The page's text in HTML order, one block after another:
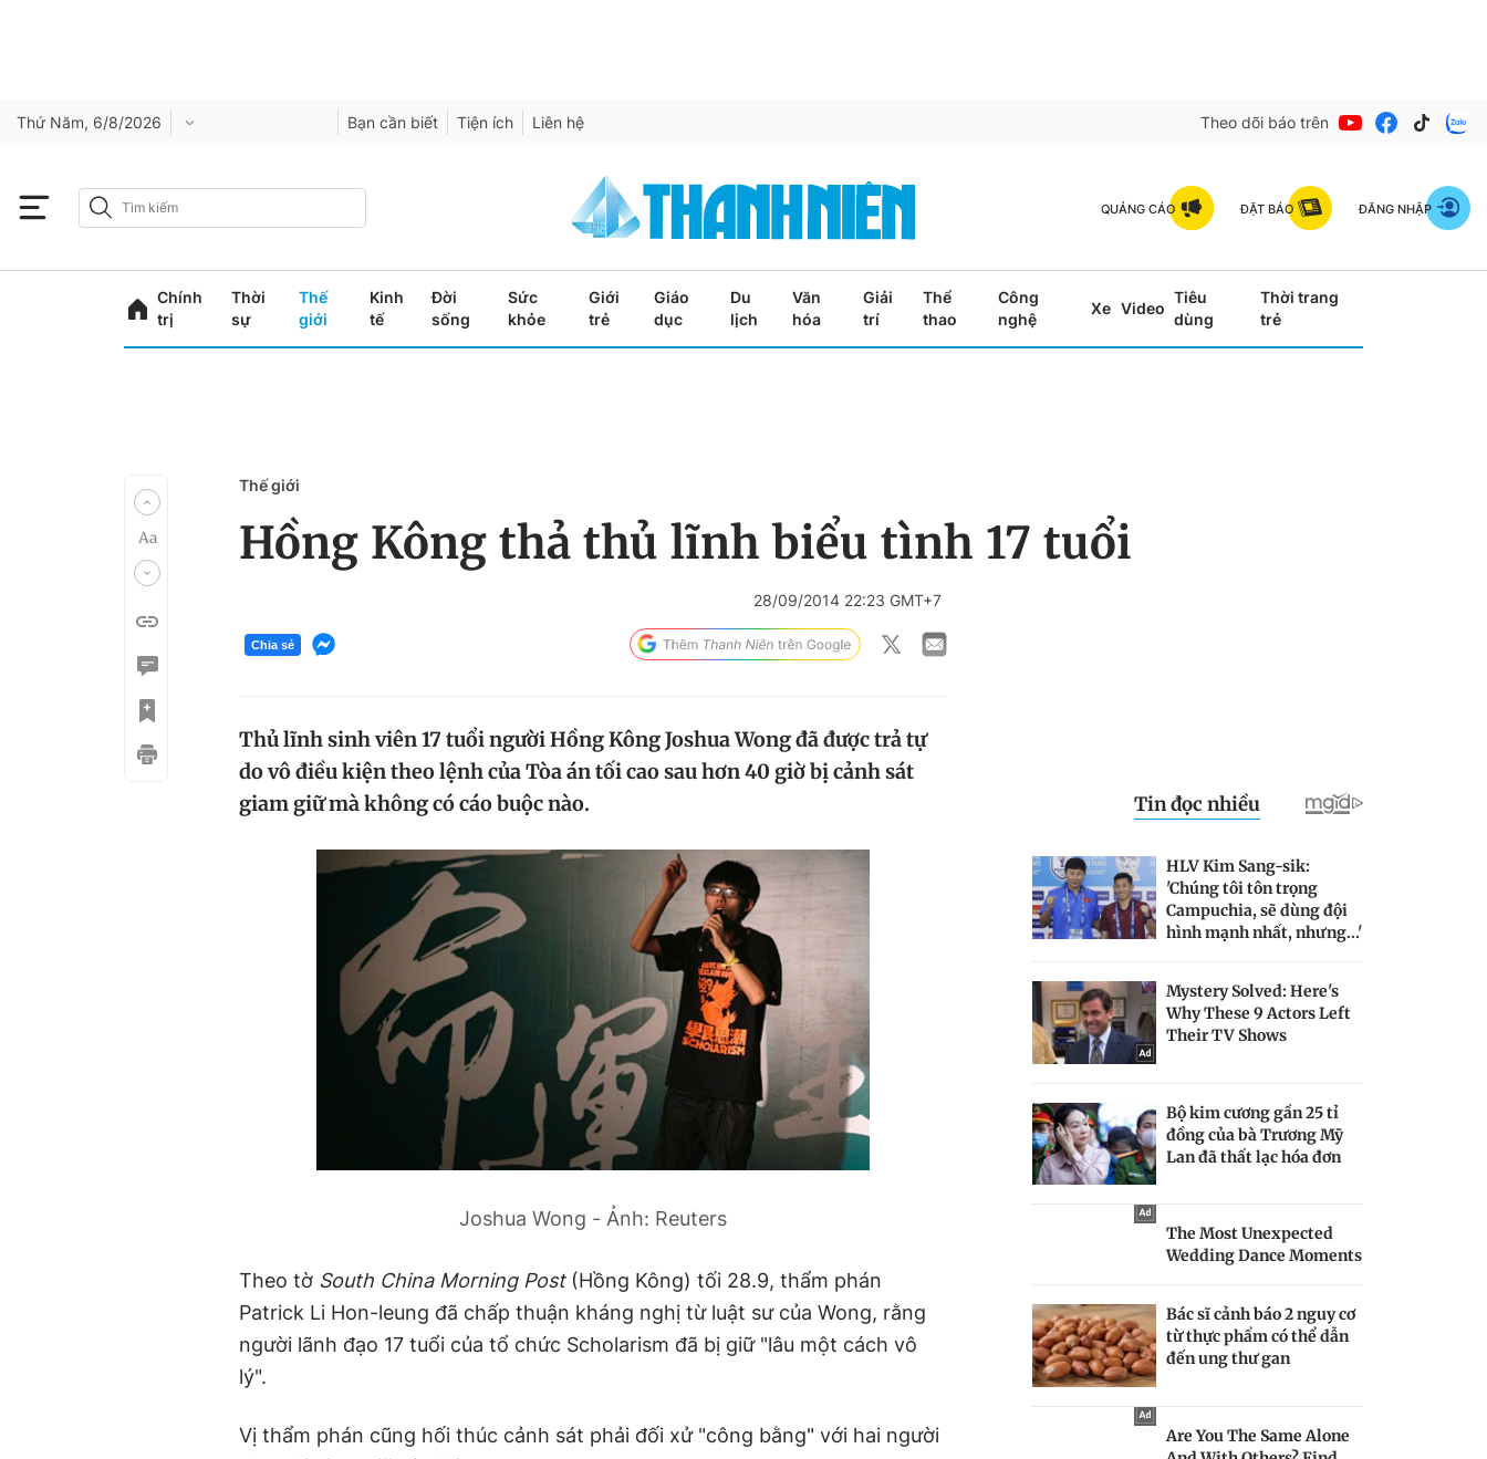
Thứ Năm, 6/8/2026 Bạn cần biết Tiện ích Liên hệ Theo dõi báo trên
QUẢNG CÁO ĐẶT BÁO ĐĂNG NHẬP
Chính
trị
Thời
sự
Thế
giới
Kinh
tế
Đời
sống
Sức
khỏe
Giới
trẻ
Giáo
dục
Du
lịch
Văn
hóa
Giải
trí
Thể
thao
Công
nghệ
Xe Video
Tiêu
dùng
Thời trang
trẻ
Thế giới
Hồng Kông thả thủ lĩnh biểu tình 17 tuổi
28/09/2014 22:23 GMT+7
Chia sẻ
Thủ lĩnh sinh viên 17 tuổi người Hồng Kông Joshua Wong đã được trả tự
do vô điều kiện theo lệnh của Tòa án tối cao sau hơn 40 giờ bị cảnh sát
giam giữ mà không có cáo buộc nào.
Joshua Wong - Ảnh: Reuters
Theo tờ South China Morning Post(Hồng Kông) tối 28.9, thẩm phán
Patrick Li Hon-leung đã chấp thuận kháng nghị từ luật sư của Wong, rằng
người lãnh đạo 17 tuổi của tổ chức Scholarism đã bị giữ "lâu một cách vô
lý".
Vị thẩm phán cũng hối thúc cảnh sát phải đối xử "công bằng" với hai người